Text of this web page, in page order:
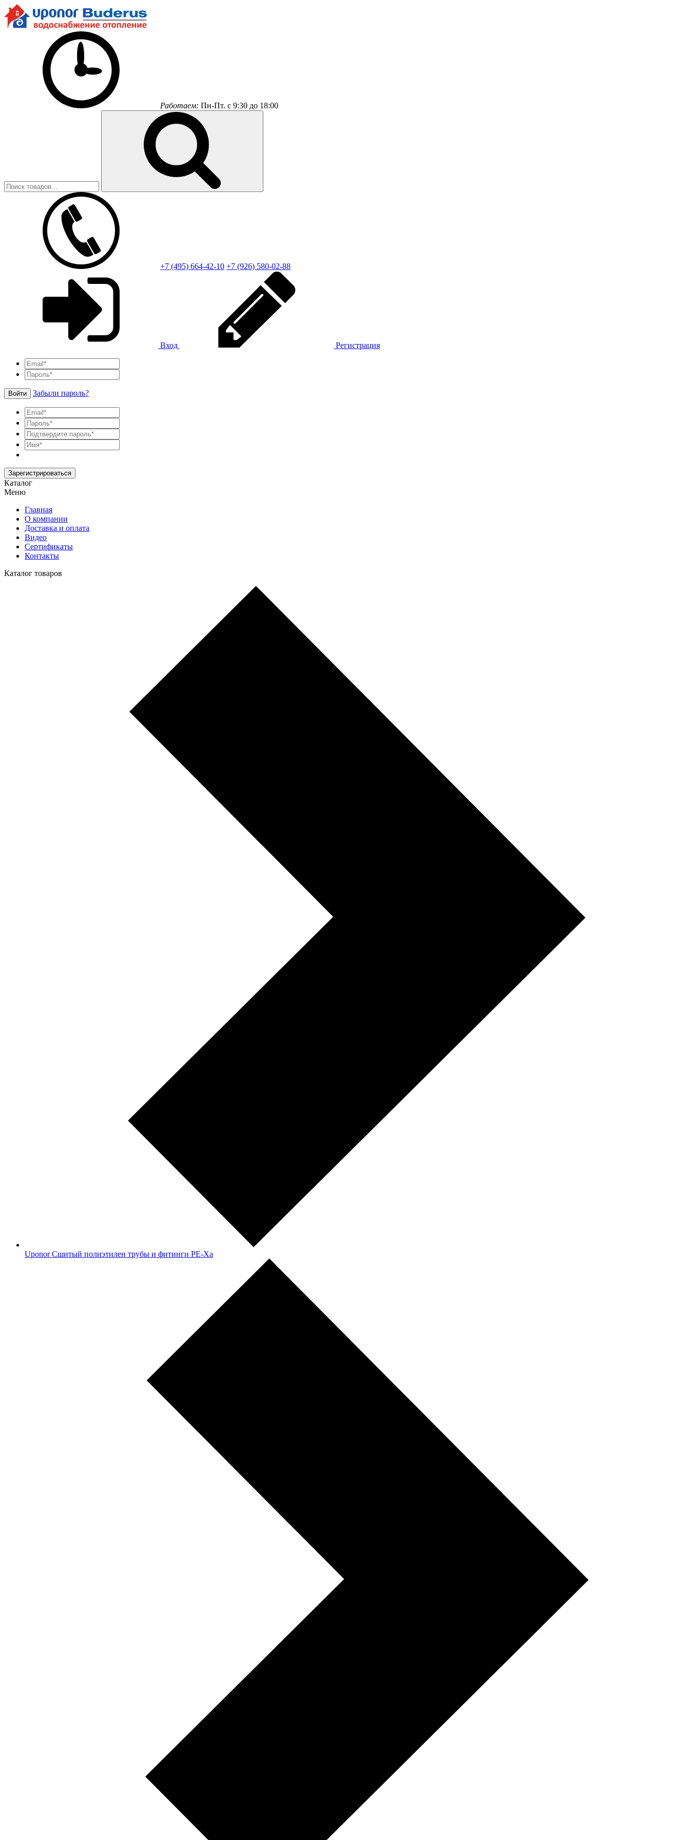
Работаем: Пн-Пт. с 9:30 до 18:00
+7 (495) 664-42-10 +7 (926) 580-02-88
Вход Регистрация
Войти Забыли пароль?
Зарегистрироваться
Каталог
Меню
Главная
О компании
Доставка и оплата
Видео
Сертификаты
Контакты
Каталог товаров
Uponor Сшитый полиэтилен трубы и фитинги PE-Xa